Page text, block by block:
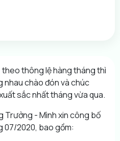
thông lệ hàng tháng thì
nhau chào đón và chúc
sắc nhất tháng vừa qua.
Trưởng - Mình xin công bố
07/2020, bao gồm: